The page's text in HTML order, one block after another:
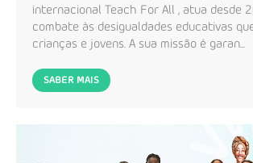
internacional Teach For All , atua desde
combate às desigualdades educativas
crianças e jovens. A sua missão é garan...
SABER MAIS